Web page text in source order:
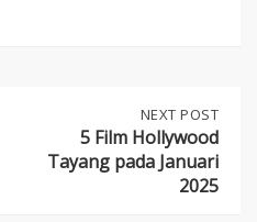
NEXT POST
5 Film Hollywood
Tayang pada Januari
2025